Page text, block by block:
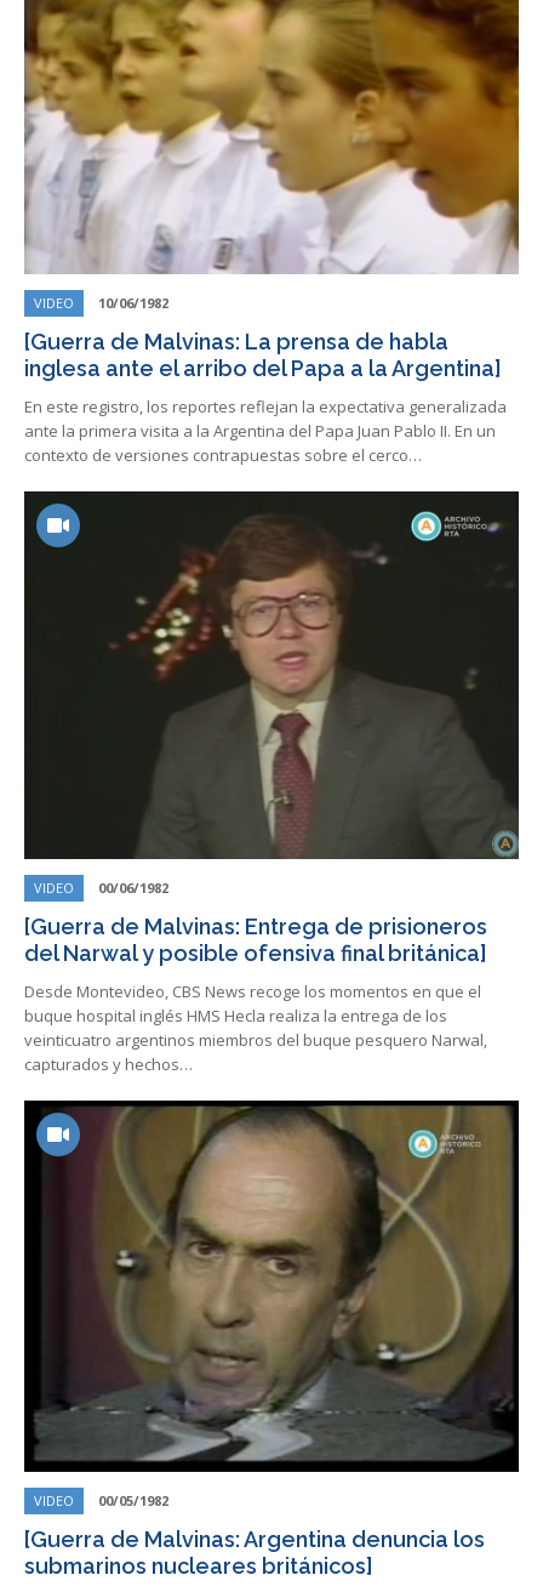
VIDEO 10/06/1982
[Guerra de Malvinas: La prensa de habla
inglesa ante el arribo del Papa a la Argentina]
En este registro, los reportes reflejan la expectativa generalizada
ante la primera visita a la Argentina del Papa Juan Pablo II. En un
contexto de versiones contrapuestas sobre el cerco…
VIDEO 00/06/1982
[Guerra de Malvinas: Entrega de prisioneros
del Narwal y posible ofensiva final británica]
Desde Montevideo, CBS News recoge los momentos en que el
buque hospital inglés HMS Hecla realiza la entrega de los
veinticuatro argentinos miembros del buque pesquero Narwal,
capturados y hechos…
VIDEO 00/05/1982
[Guerra de Malvinas: Argentina denuncia los
submarinos nucleares británicos]